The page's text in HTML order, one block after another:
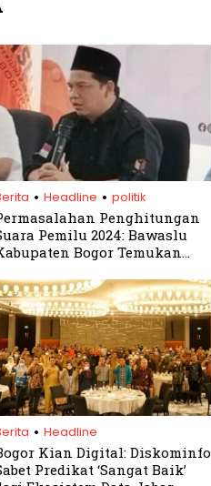
. Headline . politik
Penghitungan
Pemilu 2024: Bawaslu
Bogor Temukan
Kecamatan
. Headline
Kian Digital: Diskominfo
Predikat ‘Sangat Baik’